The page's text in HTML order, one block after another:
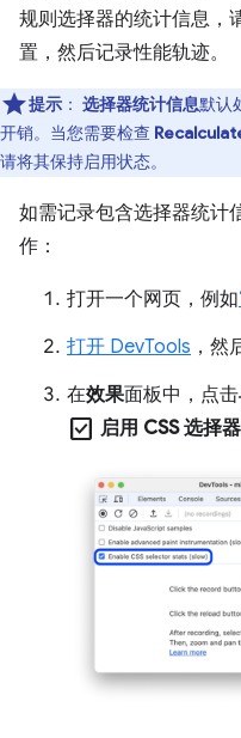
规则选择器的统计信息，
置，然后记录性能轨迹。
提示 ： 选择器统计信息默认
开销。当您需要检查
请将其保持启用状态。
如需记录包含选择器统计
作：
打开一个网页，例如
打开 DevTools ，然
在效果面板中，点击
check_box 启用 CSS 选择